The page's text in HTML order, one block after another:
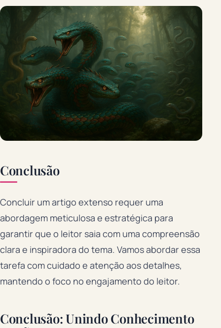
Conclusão
Concluir um artigo extenso requer uma
abordagem meticulosa e estratégica para
garantir que o leitor saia com uma compreensão
clara e inspiradora do tema. Vamos abordar essa
tarefa com cuidado e atenção aos detalhes,
mantendo o foco no engajamento do leitor.
Conclusão: Unindo Conhecimento